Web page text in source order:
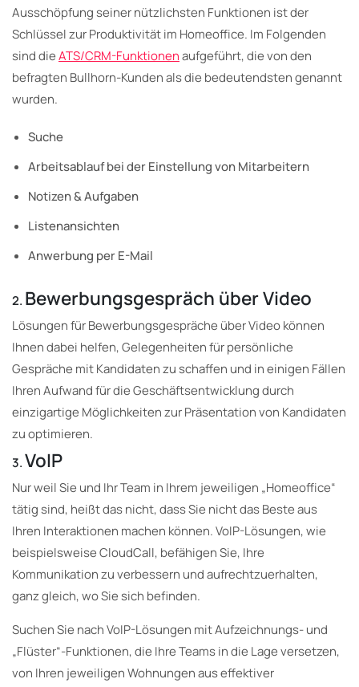
Ausschöpfung seiner nützlichsten Funktionen ist der
Schlüssel zur Produktivität im Homeoffice. Im Folgenden
sind dieATS/CRM-Funktionenaufgeführt, die von den
befragten Bullhorn-Kunden als die bedeutendsten genannt
wurden.
Suche
Arbeitsablauf bei der Einstellung von Mitarbeitern
Notizen & Aufgaben
Listenansichten
Anwerbung per E-Mail
2. Bewerbungsgespräch über Video
Lösungen für Bewerbungsgespräche über Video können
Ihnen dabei helfen, Gelegenheiten für persönliche
Gespräche mit Kandidaten zu schaffen und in einigen Fällen
Ihren Aufwand für die Geschäftsentwicklung durch
einzigartige Möglichkeiten zur Präsentation von Kandidaten
zu optimieren.
3.VoIP
Nur weil Sie und Ihr Team in Ihrem jeweiligen „Homeoffice“
tätig sind, heißt das nicht, dass Sie nicht das Beste aus
Ihren Interaktionen machen können. VoIP-Lösungen, wie
beispielsweise CloudCall, befähigen Sie, Ihre
Kommunikation zu verbessern und aufrechtzuerhalten,
ganz gleich, wo Sie sich befinden.
Suchen Sie nach VoIP-Lösungen mit Aufzeichnungs- und
„Flüster“-Funktionen, die Ihre Teams in die Lage versetzen,
von Ihren jeweiligen Wohnungen aus effektiver